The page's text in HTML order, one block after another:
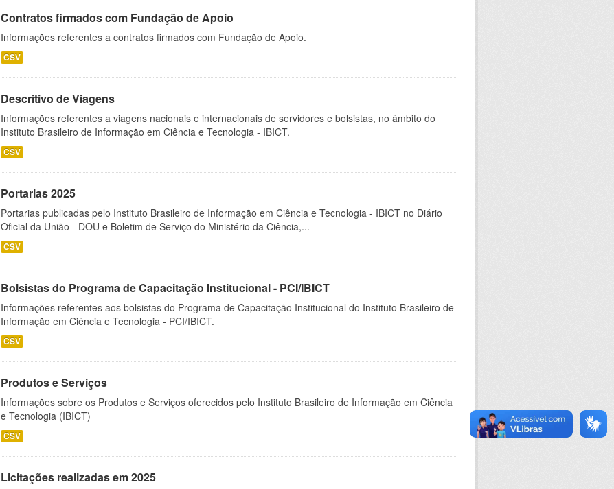
Contratos firmados com Fundação de Apoio
Informações referentes a contratos firmados com Fundação de Apoio.
CSV
Descritivo de Viagens
Informações referentes a viagens nacionais e internacionais de servidores e bolsistas, no âmbito do
Instituto Brasileiro de Informação em Ciência e Tecnologia - IBICT.
CSV
Portarias 2025
Portarias publicadas pelo Instituto Brasileiro de Informação em Ciência e Tecnologia - IBICT no Diário
Oficial da União - DOU e Boletim de Serviço do Ministério da Ciência,...
CSV
Bolsistas do Programa de Capacitação Institucional - PCI/IBICT
Informações referentes aos bolsistas do Programa de Capacitação Institucional do Instituto Brasileiro de
Informação em Ciência e Tecnologia - PCI/IBICT.
CSV
Produtos e Serviços
Informações sobre os Produtos e Serviços oferecidos pelo Instituto Brasileiro de Informação em Ciência
e Tecnologia (IBICT)
CSV
Licitações realizadas em 2025